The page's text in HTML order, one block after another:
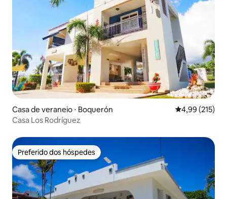
Casa de veraneio ⋅ Boquerón 4,99 de uma
4,99 (215)
Casa Los Rodríguez
Preferido dos hóspedes
Preferido dos hóspedes